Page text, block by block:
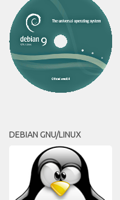
DEBIAN GNU/LINUX